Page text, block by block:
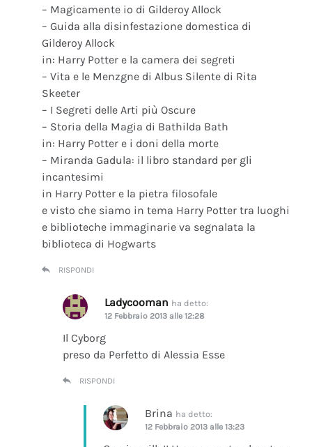
– Magicamente io di Gilderoy Allock
– Guida alla disinfestazione domestica di
Gilderoy Allock
in: Harry Potter e la camera dei segreti
– Vita e le Menzgne di Albus Silente di Rita
Skeeter
– I Segreti delle Arti più Oscure
– Storia della Magia di Bathilda Bath
in: Harry Potter e i doni della morte
– Miranda Gadula: il libro standard per gli
incantesimi
in Harry Potter e la pietra filosofale
e visto che siamo in tema Harry Potter tra luoghi
e biblioteche immaginarie va segnalata la
biblioteca di Hogwarts
RISPONDI
Ladycooman ha detto:
12 Febbraio 2013 alle 12:28
Il Cyborg
preso da Perfetto di Alessia Esse
RISPONDI
Brina ha detto:
12 Febbraio 2013 alle 13:23